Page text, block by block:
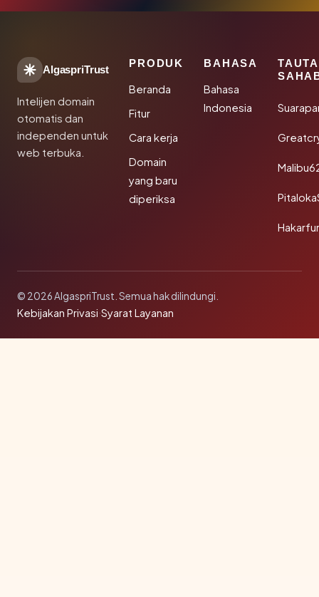
AlgaspriTrust
Intelijen domain
otomatis dan
independen untuk
web terbuka.
PRODUK
Beranda
Fitur
Cara kerja
Domain
yang baru
diperiksa
BAHASA
Bahasa
Indonesia
© 2026 AlgaspriTrust. Semua hak dilindungi.
Kebijakan Privasi·Syarat Layanan